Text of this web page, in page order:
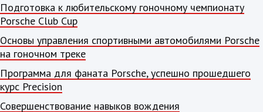
Подготовка к любительскому гоночному чемпионату
Porsche Club Cup
Основы управления спортивными автомобилями Porsche
на гоночном треке
Программа для фаната Porsche, успешно прошедшего
курс Precision
Совершенствование навыков вождения